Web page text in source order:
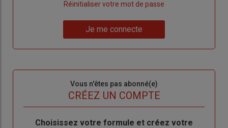
de
Réinitialiser votre mot de passe
me
Je me connecte
Vous n'êtes pas abonné(e)
CRÉEZ UN COMPTE
BodyChoisissez votre formule et créez votre